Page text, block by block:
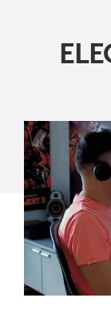
OFICINA
ABIERTA